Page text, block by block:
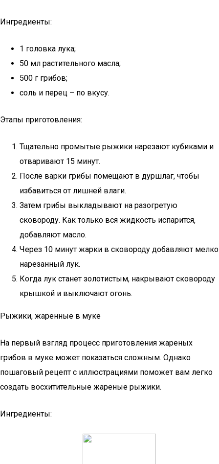
Ингредиенты:
1 головка лука;
50 мл растительного масла;
500 г грибов;
соль и перец – по вкусу.
Этапы приготовления:
Тщательно промытые рыжики нарезают кубиками и
отваривают 15 минут.
После варки грибы помещают в дуршлаг, чтобы
избавиться от лишней влаги.
Затем грибы выкладывают на разогретую
сковороду. Как только вся жидкость испарится,
добавляют масло.
Через 10 минут жарки в сковороду добавляют мелко
нарезанный лук.
Когда лук станет золотистым, накрывают сковороду
крышкой и выключают огонь.
Рыжики, жаренные в муке
На первый взгляд процесс приготовления жареных
грибов в муке может показаться сложным. Однако
пошаговый рецепт с иллюстрациями поможет вам легко
создать восхитительные жареные рыжики.
Ингредиенты: